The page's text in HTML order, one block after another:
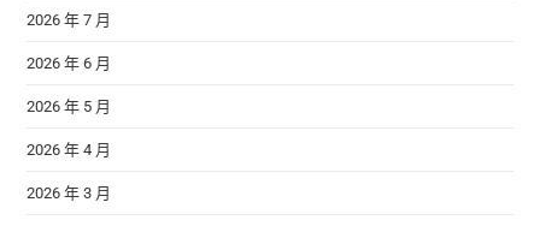
2026 年 7 月
2026 年 6 月
2026 年 5 月
2026 年 4 月
2026 年 3 月